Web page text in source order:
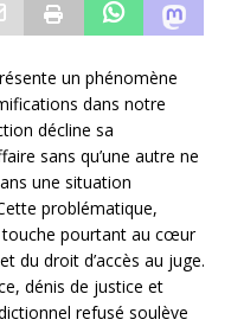
un phénomène
dans notre
décline sa
sans qu’une autre ne
une situation
problématique,
touche pourtant au cœur
du droit d’accès au juge.
dénis de justice et
refusé soulève